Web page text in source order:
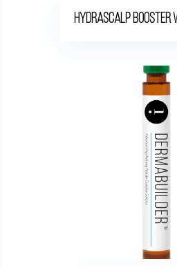
HydraScalp Booster